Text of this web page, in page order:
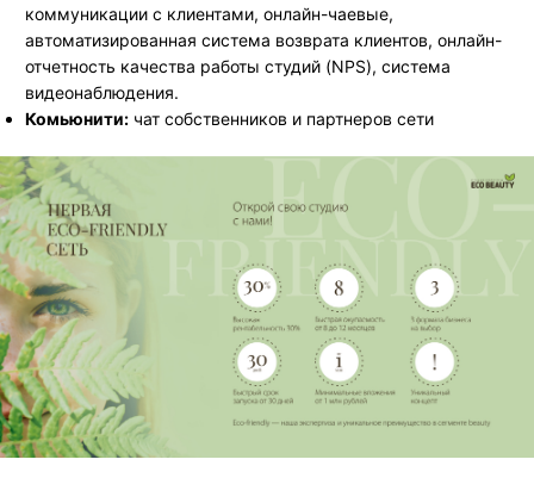
коммуникации с клиентами, онлайн-чаевые,
автоматизированная система возврата клиентов, онлайн-
отчетность качества работы студий (NPS), система
видеонаблюдения.
Комьюнити:чат собственников и партнеров сети